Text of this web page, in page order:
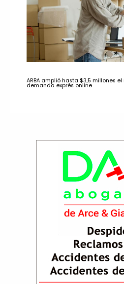
ARBA amplió hasta $3,5 millones
demanda exprés online